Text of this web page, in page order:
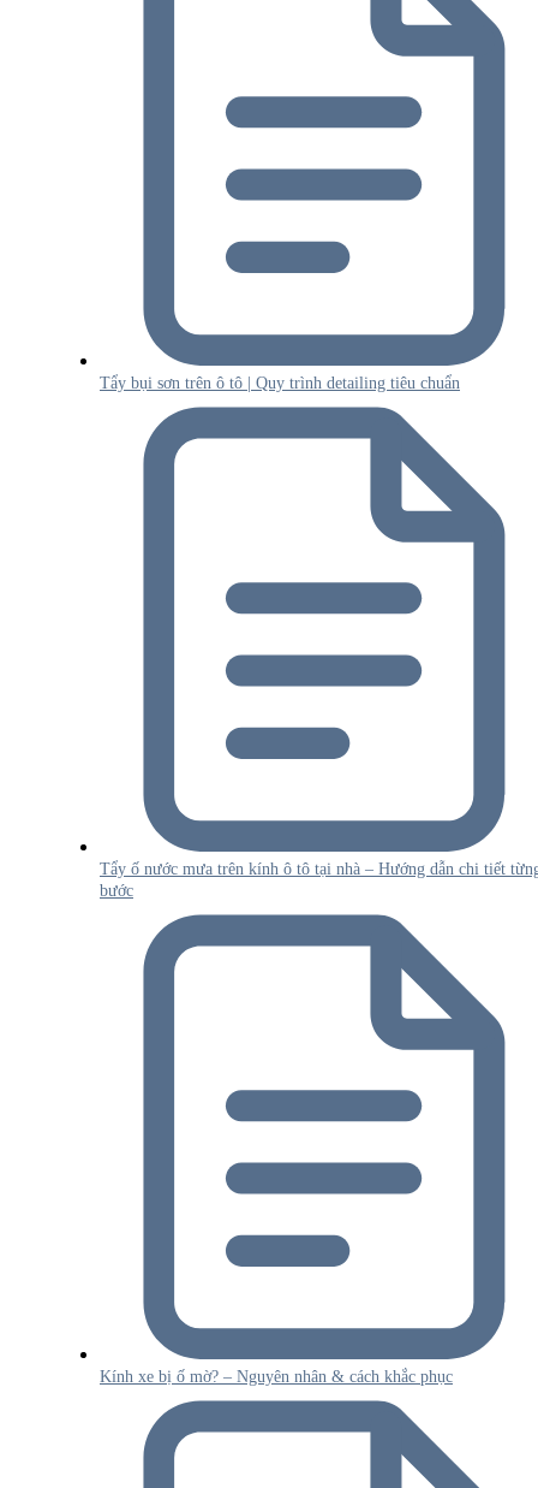
Tẩy bụi sơn trên ô tô | Quy trình detailing tiêu chuẩn
Tẩy ố nước mưa trên kính ô tô tại nhà – Hướng dẫn chi tiết
bước
Kính xe bị ố mờ? – Nguyên nhân & cách khắc phục